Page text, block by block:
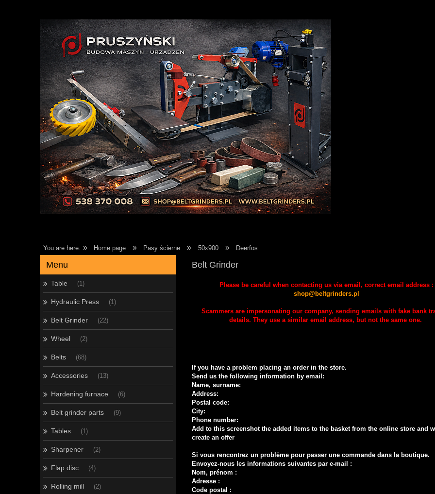
You are here: » Home page » Pasy ścierne » 50x900 » Deerfos
Menu
Table (1)
Hydraulic Press (1)
Belt Grinder (22)
Wheel (2)
Belts (68)
Accessories (13)
Hardening furnace (6)
Belt grinder parts (9)
Tables (1)
Sharpener (2)
Flap disc (4)
Rolling mill (2)
Belt Grinder
Please be careful when contacting us via email, correct email address :
shop@beltgrinders.pl
Scammers are impersonating our company, sending emails with fake bank
details. They use a similar email address, but not the same one.
If you have a problem placing an order in the store.
Send us the following information by email:
Name, surname:
Address:
Postal code:
City:
Phone number:
Add to this screenshot the added items to the basket from the online store and
create an offer
Si vous rencontrez un problème pour passer une commande dans la boutique.
Envoyez-nous les informations suivantes par e-mail :
Nom, prénom :
Adresse :
Code postal :